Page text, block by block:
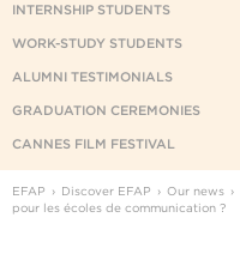
INTERNSHIP STUDENTS
WORK-STUDY STUDENTS
ALUMNI TESTIMONIALS
GRADUATION CEREMONIES
CANNES FILM FESTIVAL
EFAP Discover EFAP Our news
pour les écoles de communication ?